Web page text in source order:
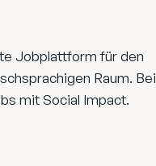
Jobplattform für den
Raum. Bei
mit Social Impact.